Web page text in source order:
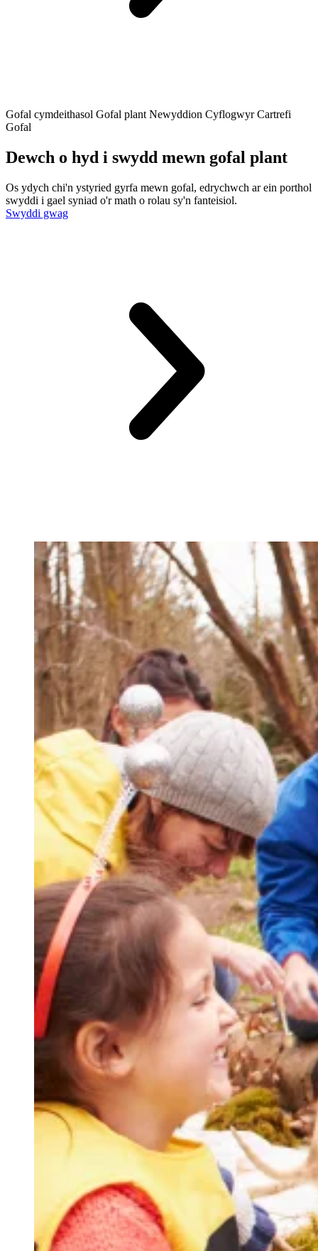
Gofal cymdeithasol Gofal plant Newyddion Cyflogwyr Cartrefi
Gofal
Dewch o hyd i swydd mewn gofal plant
Os ydych chi'n ystyried gyrfa mewn gofal, edrychwch ar ein porthol
swyddi i gael syniad o'r math o rolau sy'n fanteisiol.
Swyddi gwag